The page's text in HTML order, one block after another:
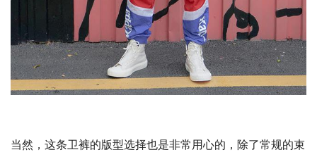
当然，这条卫裤的版型选择也是非常用心的，除了常规的束